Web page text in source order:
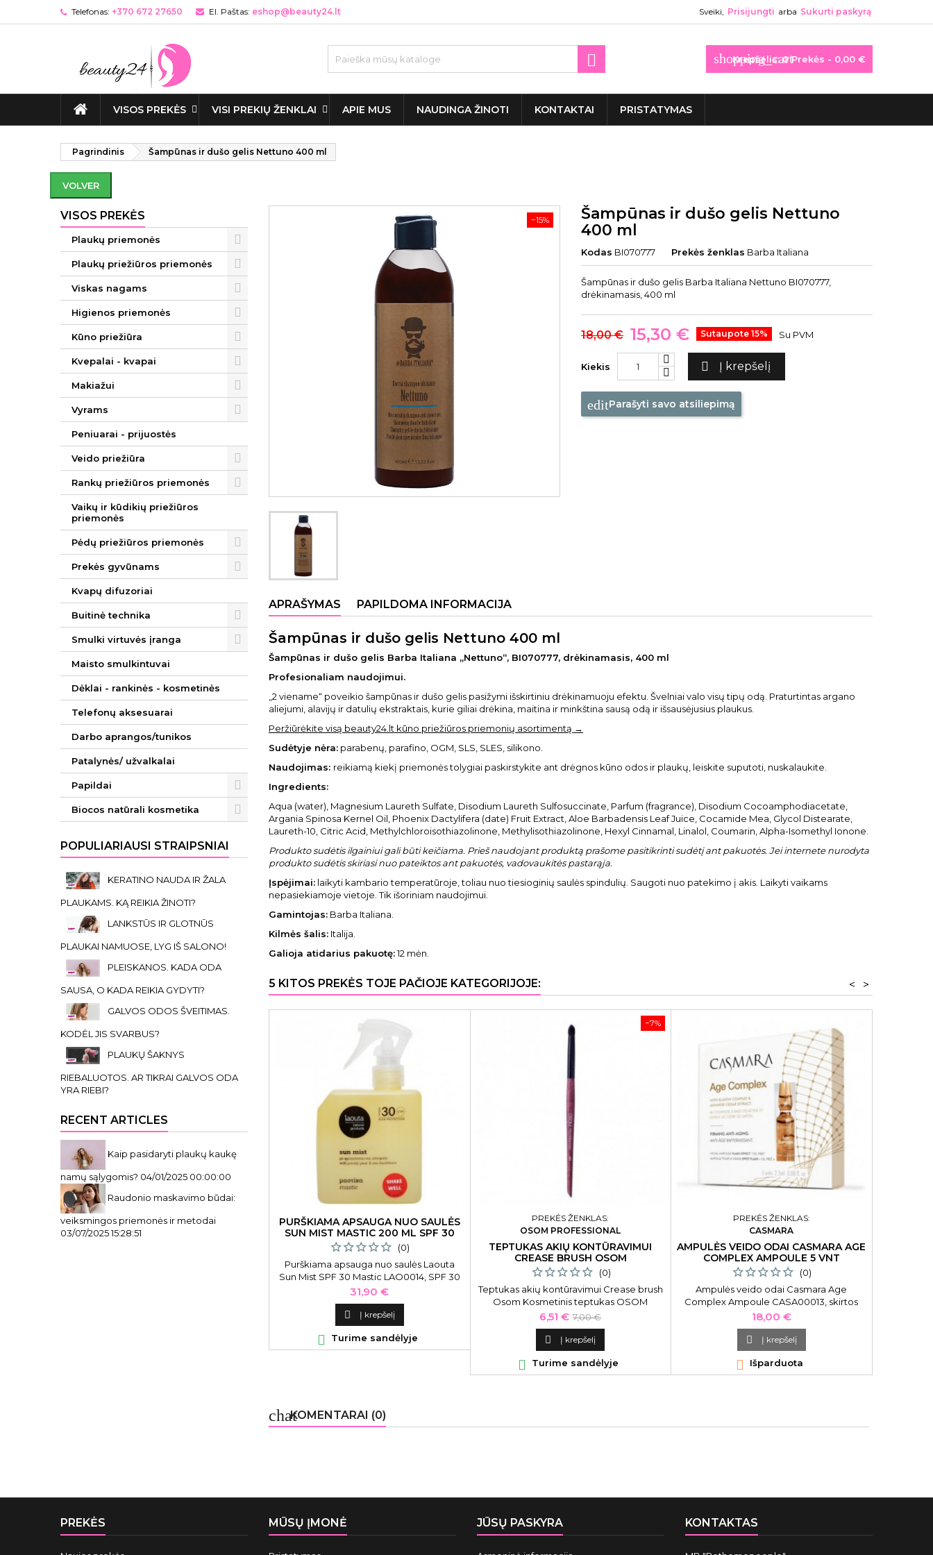
Telefonas: +370 672 27650 El. Paštas: eshop@beauty24.lt Sveiki, Prisijungti arba Sukurti paskyrą
shopping_cart
Krepšelis: 0Prekės - 0,00 €

VISOS PREKĖS VISI PREKIŲ ŽENKLAI APIE MUS NAUDINGA ŽINOTI KONTAKTAI PRISTATYMAS
Pagrindinis Šampūnas ir dušo gelis Nettuno 400 ml
VOLVER
VISOS PREKĖS
Plaukų priemonės
Plaukų priežiūros priemonės
Viskas nagams
Higienos priemonės
Kūno priežiūra
Kvepalai - kvapai
Makiažui
Vyrams
Peniuarai - prijuostės
Veido priežiūra
Rankų priežiūros priemonės
Vaikų ir kūdikių priežiūros
priemonės
Pėdų priežiūros priemonės
Prekės gyvūnams
Kvapų difuzoriai
Buitinė technika
Smulki virtuvės įranga
Maisto smulkintuvai
Dėklai - rankinės - kosmetinės
Telefonų aksesuarai
Darbo aprangos/tunikos
Patalynės/ užvalkalai
Papildai
Biocos natūrali kosmetika
POPULIARIAUSI STRAIPSNIAI
KERATINO NAUDA IR ŽALA
PLAUKAMS. KĄ REIKIA ŽINOTI?
LANKSTŪS IR GLOTNŪS
PLAUKAI NAMUOSE, LYG IŠ SALONO!
PLEISKANOS. KADA ODA
SAUSA, O KADA REIKIA GYDYTI?
GALVOS ODOS ŠVEITIMAS.
KODĖL JIS SVARBUS?
PLAUKŲ ŠAKNYS
RIEBALUOTOS. AR TIKRAI GALVOS ODA
YRA RIEBI?
RECENT ARTICLES
Kaip pasidaryti plaukų kaukę
namų sąlygomis? 04/01/2025 00:00:00
Raudonio maskavimo būdai:
veiksmingos priemonės ir metodai
03/07/2025 15:28:51
−15%
Šampūnas ir dušo gelis Nettuno
400 ml
Kodas BI070777 Prekės ženklas Barba Italiana
Šampūnas ir dušo gelis Barba Italiana Nettuno BI070777,
drėkinamasis, 400 ml
18,00 € 15,30 € Sutaupote 15% Su PVM
Kiekis  Į krepšelį
editParašyti savo atsiliepimą
APRAŠYMAS PAPILDOMA INFORMACIJA
Šampūnas ir dušo gelis Nettuno 400 ml
Šampūnas ir dušo gelis Barba Italiana „Nettuno“, BI070777, drėkinamasis, 400 ml
Profesionaliam naudojimui.
„2 viename“ poveikio šampūnas ir dušo gelis pasižymi išskirtiniu drėkinamuoju efektu. Švelniai valo visų tipų odą. Praturtintas argano
aliejumi, alavijų ir datulių ekstraktais, kurie giliai drėkina, maitina ir minkština sausą odą ir išsausėjusius plaukus.
Peržiūrėkite visą beauty24.lt kūno priežiūros priemonių asortimentą →
Sudėtyje nėra: parabenų, parafino, OGM, SLS, SLES, silikono.
Naudojimas: reikiamą kiekį priemonės tolygiai paskirstykite ant drėgnos kūno odos ir plaukų, leiskite suputoti, nuskalaukite.
Ingredients:
Aqua (water), Magnesium Laureth Sulfate, Disodium Laureth Sulfosuccinate, Parfum (fragrance), Disodium Cocoamphodiacetate,
Argania Spinosa Kernel Oil, Phoenix Dactylifera (date) Fruit Extract, Aloe Barbadensis Leaf Juice, Cocamide Mea, Glycol Distearate,
Laureth-10, Citric Acid, Methylchloroisothiazolinone, Methylisothiazolinone, Hexyl Cinnamal, Linalol, Coumarin, Alpha-Isomethyl Ionone.
Produkto sudėtis ilgainiui gali būti keičiama. Prieš naudojant produktą prašome pasitikrinti sudėtį ant pakuotės. Jei internete nurodyta
produkto sudėtis skiriasi nuo pateiktos ant pakuotės, vadovaukitės pastarąja.
Įspėjimai: laikyti kambario temperatūroje, toliau nuo tiesioginių saulės spindulių. Saugoti nuo patekimo į akis. Laikyti vaikams
nepasiekiamoje vietoje. Tik išoriniam naudojimui.
Gamintojas: Barba Italiana.
Kilmės šalis: Italija.
Galioja atidarius pakuotę:12 mėn.
5 KITOS PREKĖS TOJE PAČIOJE KATEGORIJOJE: >
<
PURŠKIAMA APSAUGA NUO SAULĖS
SUN MIST MASTIC 200 ML SPF 30
(0)
Purškiama apsauga nuo saulės Laouta
Sun Mist SPF 30 Mastic LAO0014, SPF 30
apsauga, 200 ml
Kaina
31,90 €
 Į krepšelį
 Turime sandėlyje
−7%
PREKĖS ŽENKLAS:
OSOM PROFESSIONAL
TEPTUKAS AKIŲ KONTŪRAVIMUI
CREASE BRUSH OSOM
(0)
Teptukas akių kontūravimui Crease brush
Osom Kosmetinis teptukas OSOM
Professional Crease brush OSOMCB033,
akių šešėliams skirstyti, kontūruoti, ovalios
formos, itin aukštos kokybės, sintetinio
plauko šereliai
Kaina
6,51 € Bazinė
kaina
7,00 €
 Į krepšelį
 Turime sandėlyje
PREKĖS ŽENKLAS:
CASMARA
AMPULĖS VEIDO ODAI CASMARA AGE
COMPLEX AMPOULE 5 VNT
(0)
Ampulės veido odai Casmara Age
Complex Ampoule CASA00013, skirtos
amžiaus paveiktai odai, 2.5 ml, 5 vnt.
Kaina
18,00 €
 Į krepšelį
 Išparduota
chatKOMENTARAI (0)
PREKĖS MŪSŲ ĮMONĖ JŪSŲ PASKYRA KONTAKTAS